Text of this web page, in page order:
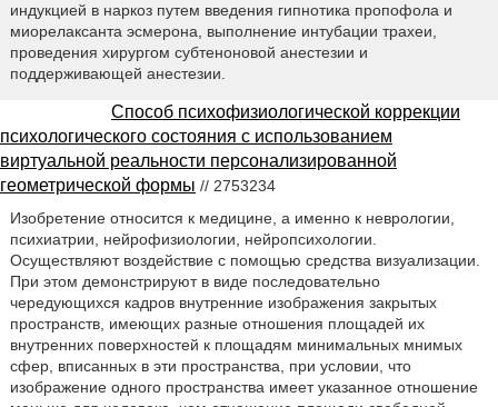
индукцией в наркоз путем введения гипнотика пропофола и
миорелаксанта эсмерона, выполнение интубации трахеи,
проведения хирургом субтеноновой анестезии и
поддерживающей анестезии.
Способ психофизиологической коррекции
психологического состояния с использованием
виртуальной реальности персонализированной
геометрической формы // 2753234
Изобретение относится к медицине, а именно к неврологии,
психиатрии, нейрофизиологии, нейропсихологии.
Осуществляют воздействие с помощью средства визуализации.
При этом демонстрируют в виде последовательно
чередующихся кадров внутренние изображения закрытых
пространств, имеющих разные отношения площадей их
внутренних поверхностей к площадям минимальных мнимых
сфер, вписанных в эти пространства, при условии, что
изображение одного пространства имеет указанное отношение